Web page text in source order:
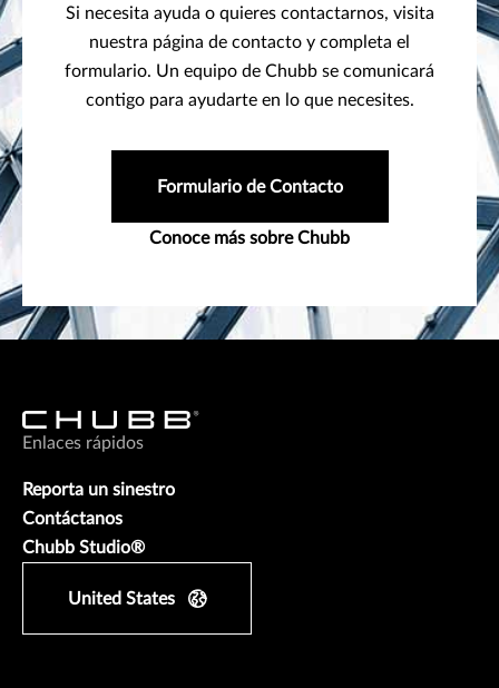
Si necesita ayuda o quieres contactarnos, visita
nuestra página de contacto y completa el
formulario. Un equipo de Chubb se comunicará
contigo para ayudarte en lo que necesites.
Formulario de Contacto
Conoce más sobre Chubb
Enlaces rápidos
Reporta un sinestro
Contáctanos
Chubb Studio®
United States